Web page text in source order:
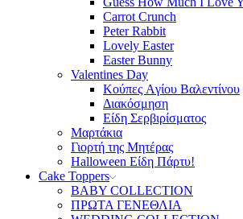
Carrot Crunch
Peter Rabbit
Lovely Easter
Easter Bunny
Valentines Day
Κούπες Aγίου Βαλεντίνου
Διακόσμηση
Είδη Σερβιρίσματος
Μαρτάκια
Γιορτή της Μητέρας
Halloween Είδη Πάρτυ!
Cake Toppers
BABY COLLECTION
ΠΡΩΤΑ ΓΕΝΕΘΛΙΑ